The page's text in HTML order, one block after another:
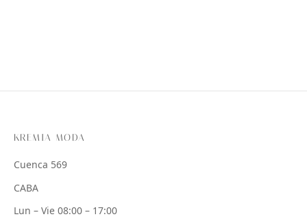
KREMIA MODA
Cuenca 569
CABA
Lun – Vie 08:00 – 17:00